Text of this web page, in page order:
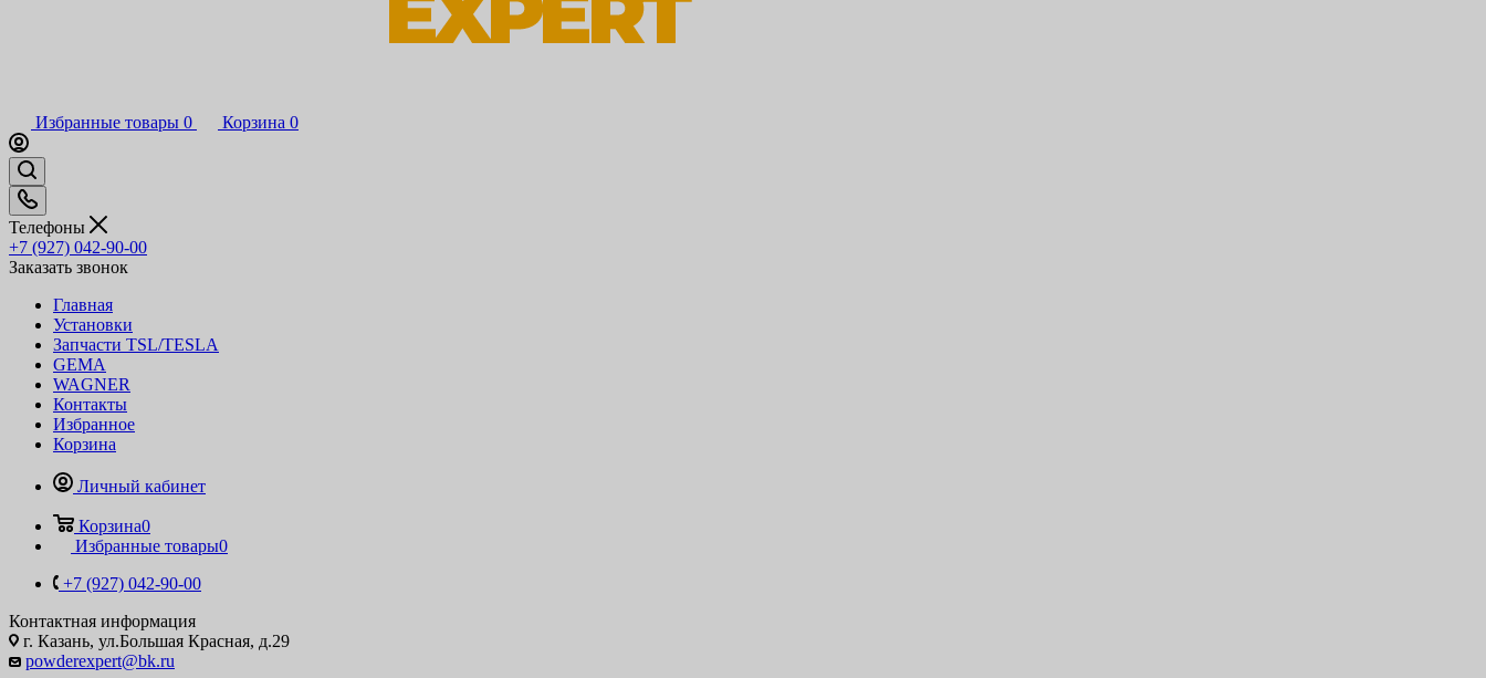
Избранные товары 0 Корзина 0
Телефоны
+7 (927) 042-90-00
Заказать звонок
Главная
Установки
Запчасти TSL/TESLA
GEMA
WAGNER
Контакты
Избранное
Корзина
Личный кабинет
Корзина0
Избранные товары0
+7 (927) 042-90-00
Контактная информация
г. Казань, ул.Большая Красная, д.29
powderexpert@bk.ru